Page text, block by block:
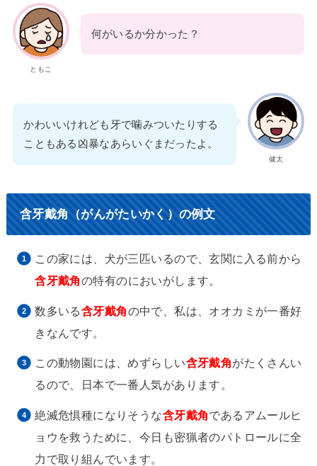
ともこ
何がいるか分かった？
健太
かわいいけれども牙で噛みついたりする
こともある凶暴なあらいぐまだったよ。
含牙戴角（がんがたいかく）の例文
この家には、犬が三匹いるので、玄関に入る前から
含牙戴角の特有のにおいがします。
数多いる含牙戴角の中で、私は、オオカミが一番好
きなんです。
この動物園には、めずらしい含牙戴角がたくさんい
るので、日本で一番人気があります。
絶滅危惧種になりそうな含牙戴角であるアムールヒ
ョウを救うために、今日も密猟者のパトロールに全
力で取り組んでいます。